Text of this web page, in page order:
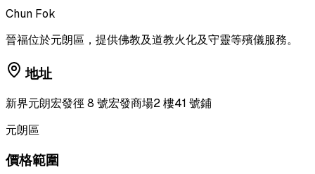
Chun Fok
晉福位於元朗區，提供佛教及道教火化及守靈等殯儀服務。
地址
新界元朗宏發徑 8 號宏發商場2 樓41 號鋪
元朗區
價格範圍